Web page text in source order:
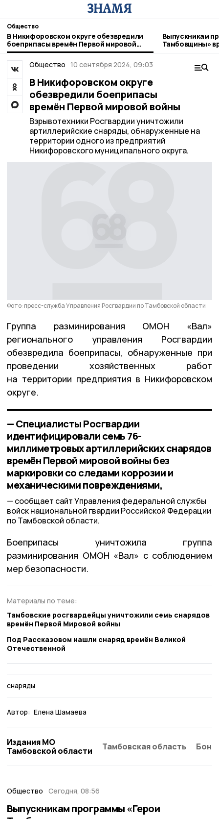
Общество
В Никифоровском округе обезвредили
боеприпасы времён Первой мировой
войны
Выпускникам
Тамбовщины»
Общество 10 сентября 2024, 09:03
В Никифоровском округе
обезвредили боеприпасы
времён Первой мировой войны
Взрывотехники Росгвардии уничтожили
артиллерийские снаряды, обнаруженные на
территории одного из предприятий
Никифоровского муниципального округа.
Фото: пресс-служба Управления Росгвардии по Тамбовской области
Группа разминирования ОМОН «Вал»
регионального управления Росгвардии
обезвредила боеприпасы, обнаруженные при
проведении хозяйственных работ
на территории предприятия в Никифоровском
округе.
— Специалисты Росгвардии
идентифицировали семь 76-
миллиметровых артиллерийских снарядов
времён Первой мировой войны без
маркировки со следами коррозии и
механическими повреждениями,
сообщает сайт Управления федеральной службы
войск национальной гвардии Российской Федерации
по Тамбовской области.
Боеприпасы уничтожила группа
разминирования ОМОН «Вал» с соблюдением
мер безопасности.
Материалы по теме:
Тамбовские росгвардейцы уничтожили семь снарядов
времён Первой Мировой войны
Под Рассказовом нашли снаряд времён Великой
Отечественной
снаряды
Автор: Елена Шамаева
Издания МО
Тамбовской области
Тамбовская область
Общество Сегодня, 08:56
Выпускникам программы «Герои